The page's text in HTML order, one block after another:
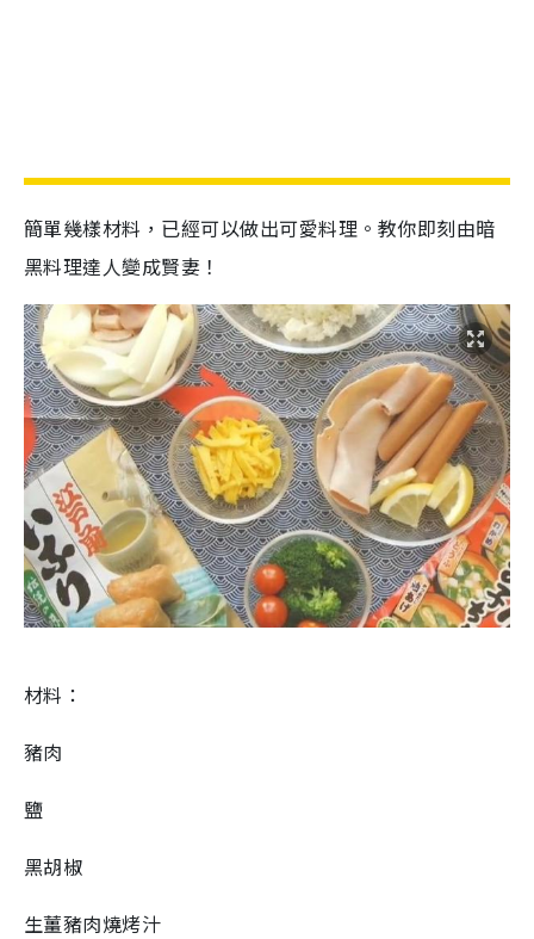
簡單幾樣材料，已經可以做出可愛料理。教你即刻由暗
黑料理達人變成賢妻！
材料：
豬肉
鹽
黑胡椒
生薑豬肉燒烤汁